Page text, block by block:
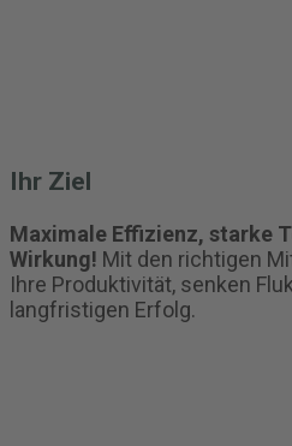
Ihr Ziel
Maximale Effizienz, starke
Wirkung! Mit den richtigen
Ihre Produktivität, senken
langfristigen Erfolg.